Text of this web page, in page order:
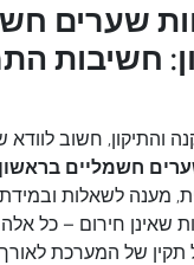
שערים
חשיבות
והתיקון, חשוב
חשמליים בראשון
מענה לשאלות
שאינן חירום – כל
של המערכת לאורך